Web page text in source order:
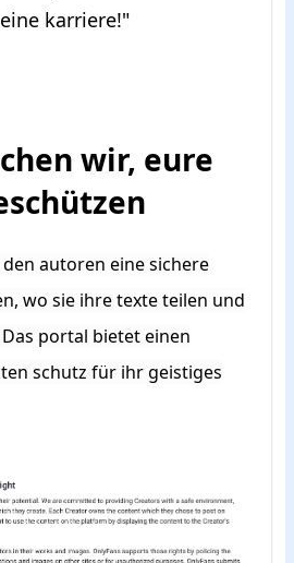
karriere!"
wir, eure
autoren eine sichere
wo sie ihre texte teilen und
portal bietet einen
schutz für ihr geistiges